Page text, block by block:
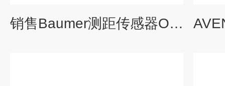
销售Baumer测距传感器ODAM 20